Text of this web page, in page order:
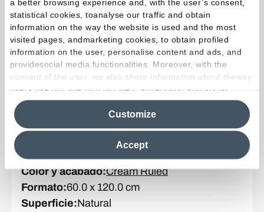
a better browsing experience and, with the user’s consent,
statistical cookies, toanalyse our traffic and obtain
information on the way the website is used and the most
visited pages, andmarketing cookies, to obtain profiled
information on the user, personalise content and ads, and
providesocial media functionalities. Moreover, with the
consent of the user, we also share information about theway
users use our site with our web, advertising and social
media analytics partners, who may combine itwith other
information in their possession. By closing this banner,
clicking on "Reject", it will be possible tocontinue browsing
the site after installing only technical cookies. For more
information see the
Cookie Policy
Accept
Customize
Colección:Unique Travertine
Color y acabado: Cream Minimal
Formato: 60.0 x 120.0 cm
Superficie:Natural
Colección
Color y acabado:Cream Ruled
Formato:60.0 x 120.0 cm
Superficie:Natural